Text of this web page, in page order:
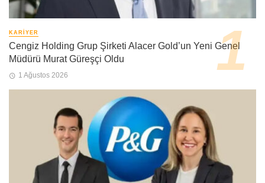
KARIYER
Cengiz Holding Grup Şirketi Alacer Gold’un Yeni Genel
Müdürü Murat Güreşçi Oldu
1 Ağustos 2026